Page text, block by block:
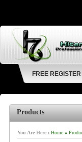
FREE REGISTER
Products
You Are Here : Home»